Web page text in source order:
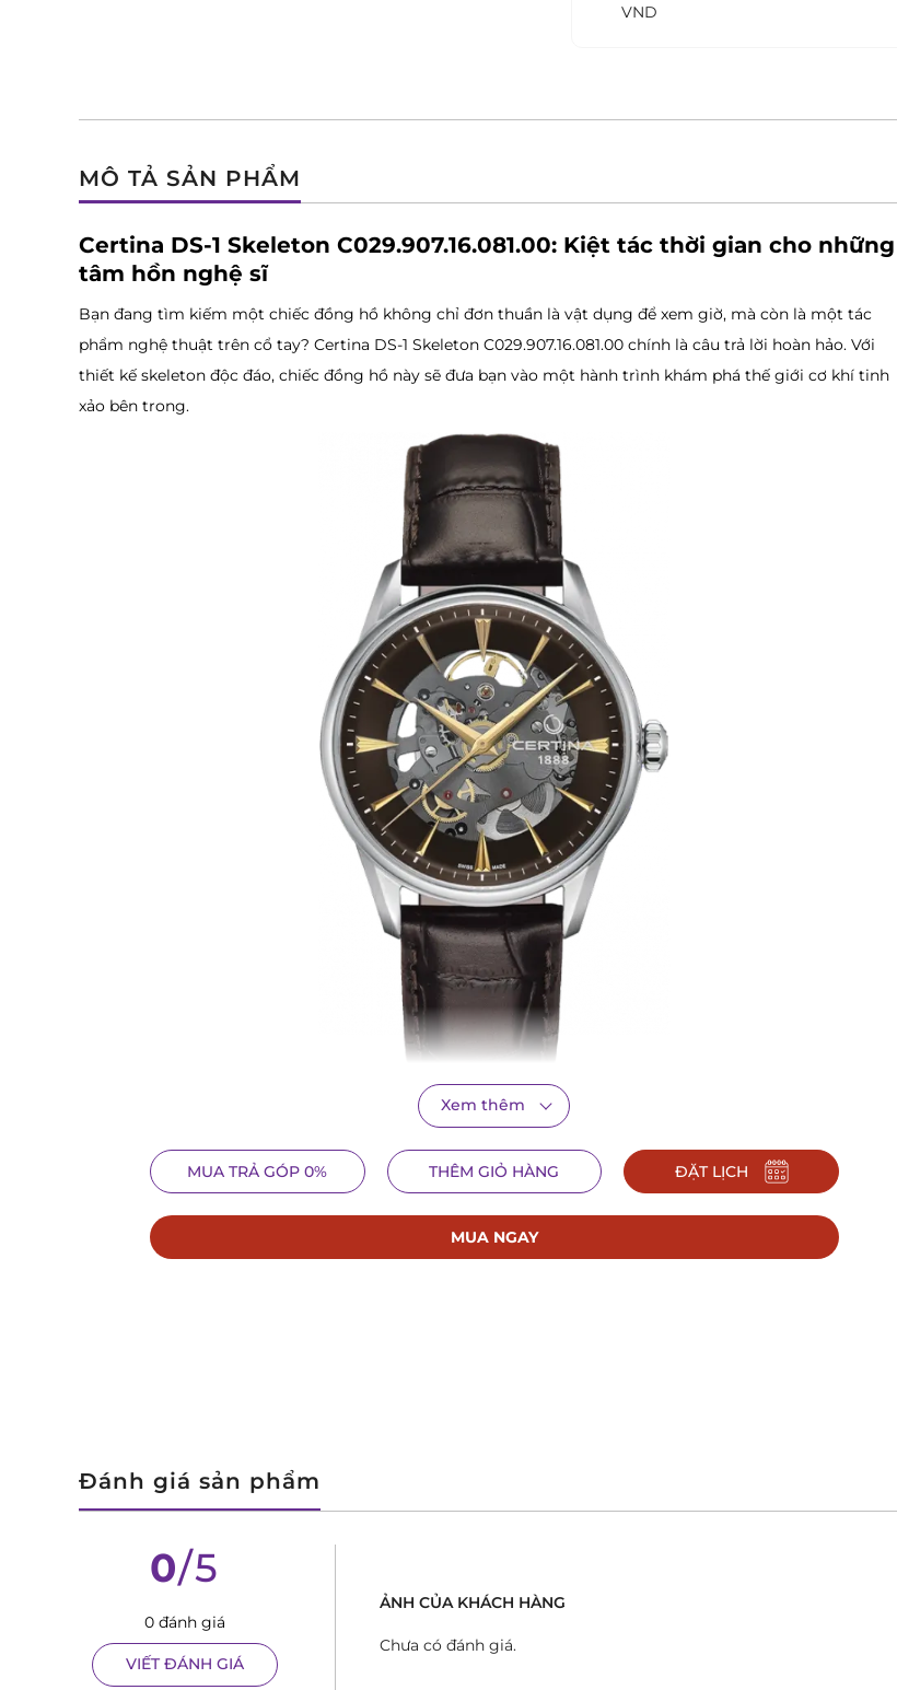
VND
MÔ TẢ SẢN PHẨM
Certina DS-1 Skeleton C029.907.16.081.00: Kiệt tác thời gian cho những
tâm hồn nghệ sĩ
Bạn đang tìm kiếm một chiếc đồng hồ không chỉ đơn thuần là vật dụng để xem giờ, mà còn là một tác
phẩm nghệ thuật trên cổ tay? Certina DS-1 Skeleton C029.907.16.081.00 chính là câu trả lời hoàn hảo. Với
thiết kế skeleton độc đáo, chiếc đồng hồ này sẽ đưa bạn vào một hành trình khám phá thế giới cơ khí tinh
xảo bên trong.
Tại sao nên chọn Certina DS-1 Skeleton?
Thiết kế skeleton mê hoặc: Điểm nhấn nổi bật nhất của mẫu đồng hồ này chính là thiết kế skeleton, cho
răng, con lắc đều trở thành một màn trình diễn nghệ thuật đầy cuốn hút.
Giá trị đầu tư: Một chiếc đồng hồ cơ chất lượng không chỉ là phụ kiện thời trang mà còn là một tài sản
giá trị. Certina DS-1 Skeleton có khả năng giữ giá tốt và thậm chí còn tăng giá theo thời gian.
Đánh giá chi tiết Certina DS-1 Skeleton C029.907.16.081.00
Mặt đồng hồ: Thiết kế skeleton tinh xảo, lộ rõ từng chi tiết của bộ máy. Các vạch chỉ giờ và kim được
thiết kế đơn giản nhưng không kém phần tinh tế.
Xem thêm
MUA TRẢ GÓP 0% THÊM GIỎ HÀNG ĐẶT LỊCH
MUA NGAY
Đánh giá sản phẩm
0/5
0 đánh giá
VIẾT ĐÁNH GIÁ
ẢNH CỦA KHÁCH HÀNG
Chưa có đánh giá.